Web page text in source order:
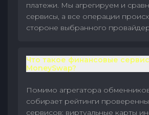
платежи. Мы агрегируем и
сервисы, а все операции
стороне выбранного
Что такое финансовые
MoneySwap?
Помимо агрегатора
собирает рейтинги
сервисов: виртуальные карты